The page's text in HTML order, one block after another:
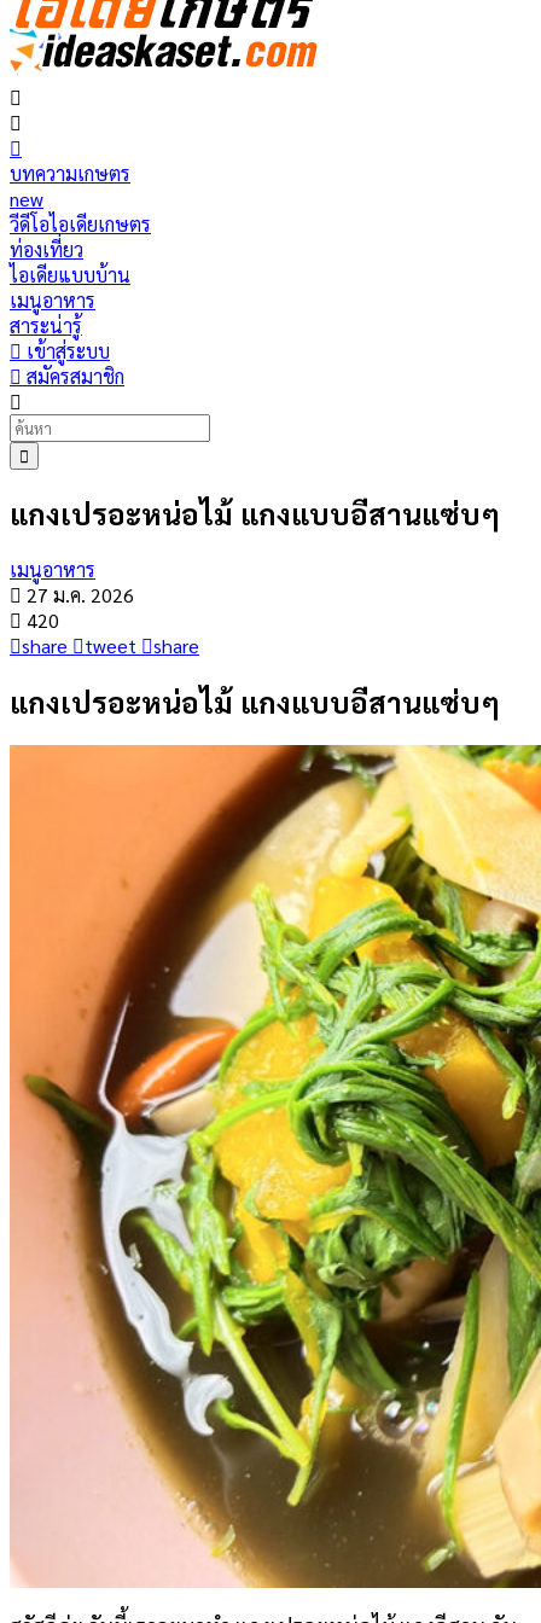
บทความเกษตร
new
วีดีโอไอเดียเกษตร
ท่องเที่ยว
ไอเดียแบบบ้าน
เมนูอาหาร
สาระน่ารู้
เข้าสู่ระบบ
สมัครสมาชิก
แกงเปรอะหน่อไม้ แกงแบบอีสานแซ่บๆ
เมนูอาหาร
27 ม.ค. 2026
420
share
tweet share
แกงเปรอะหน่อไม้ แกงแบบอีสานแซ่บๆ